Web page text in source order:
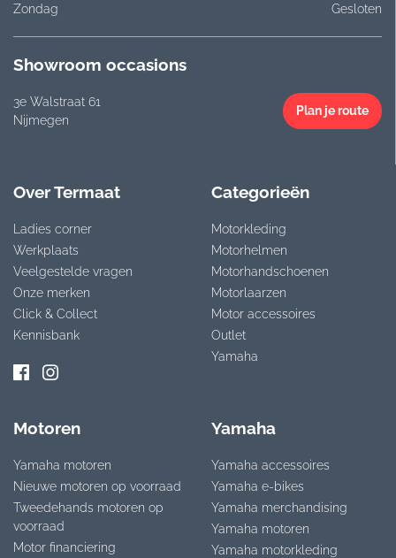
Zondag
Gesloten
Showroom occasions
3e Walstraat 61
Nijmegen
Plan je route
Over Termaat
Ladies corner
Werkplaats
Veelgestelde vragen
Onze merken
Click & Collect
Kennisbank
Categorieën
Motorkleding
Motorhelmen
Motorhandschoenen
Motorlaarzen
Motor accessoires
Outlet
Yamaha
Motoren
Yamaha motoren
Nieuwe motoren op voorraad
Tweedehands motoren op
voorraad
Motor financiering
Yamaha
Yamaha accessoires
Yamaha e-bikes
Yamaha merchandising
Yamaha motoren
Yamaha motorkleding